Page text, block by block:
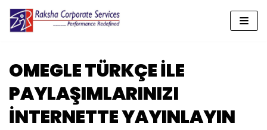
Skip
content
OMEGLE TÜRKÇE İLE
PAYLAŞIMLARINIZI
İNTERNETTE YAYINLAYIN